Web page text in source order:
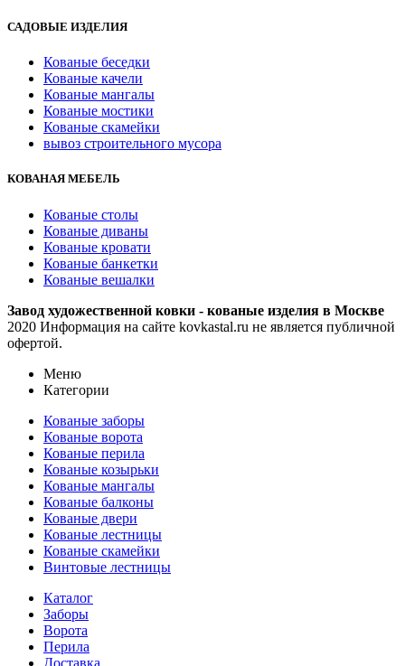
САДОВЫЕ ИЗДЕЛИЯ
Кованые беседки
Кованые качели
Кованые мангалы
Кованые мостики
Кованые скамейки
вывоз строительного мусора
КОВАНАЯ МЕБЕЛЬ
Кованые столы
Кованые диваны
Кованые кровати
Кованые банкетки
Кованые вешалки
Завод художественной ковки - кованые изделия в Москве
2020 Информация на сайте kovkastal.ru не является публичной
офертой.
Меню
Категории
Кованые заборы
Кованые ворота
Кованые перила
Кованые козырьки
Кованые мангалы
Кованые балконы
Кованые двери
Кованые лестницы
Кованые скамейки
Винтовые лестницы
Каталог
Заборы
Ворота
Перила
Доставка